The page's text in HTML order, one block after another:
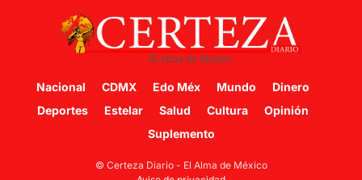
Nacional CDMX Edo Méx Mundo
Dinero
Deportes
Estelar Salud Cultura
Opinión
Suplemento
© Certeza Diario - El Alma de México